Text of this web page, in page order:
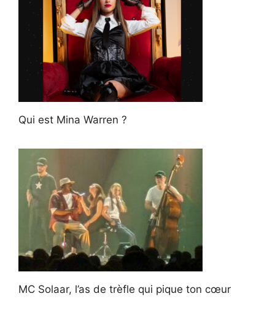
Qui est Mina Warren ?
MC Solaar, l’as de trèfle qui pique ton cœur